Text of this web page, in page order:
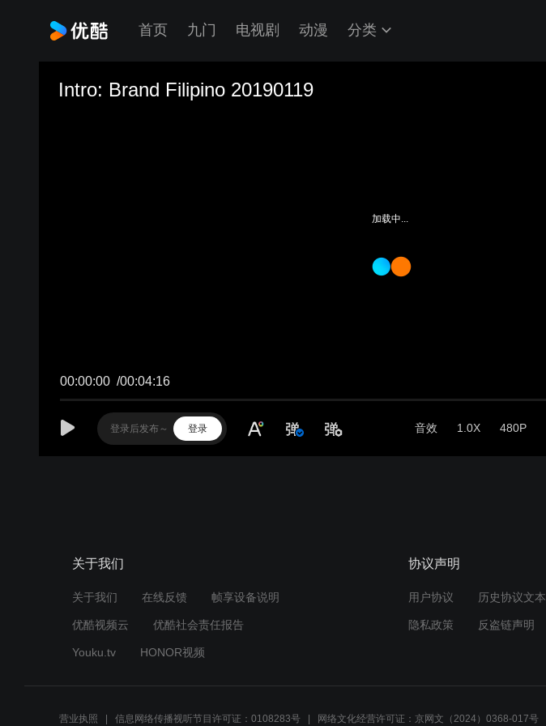
首页 九门 电视剧 动漫 分类
Intro: Brand Filipino 20190119
00:00:00 /00:04:16
登录 音效 1.0X 480P
加载中...
关于我们
关于我们 在线反馈 帧享设备说明
优酷视频云 优酷社会责任报告
Youku.tv HONOR视频
协议声明
用户协议 历史协议文本
隐私政策 反盗链声明
营业执照 信息网络传播视听节目许可证：0108283号 网络文化经营许可证：京网文（2024）0368-017号